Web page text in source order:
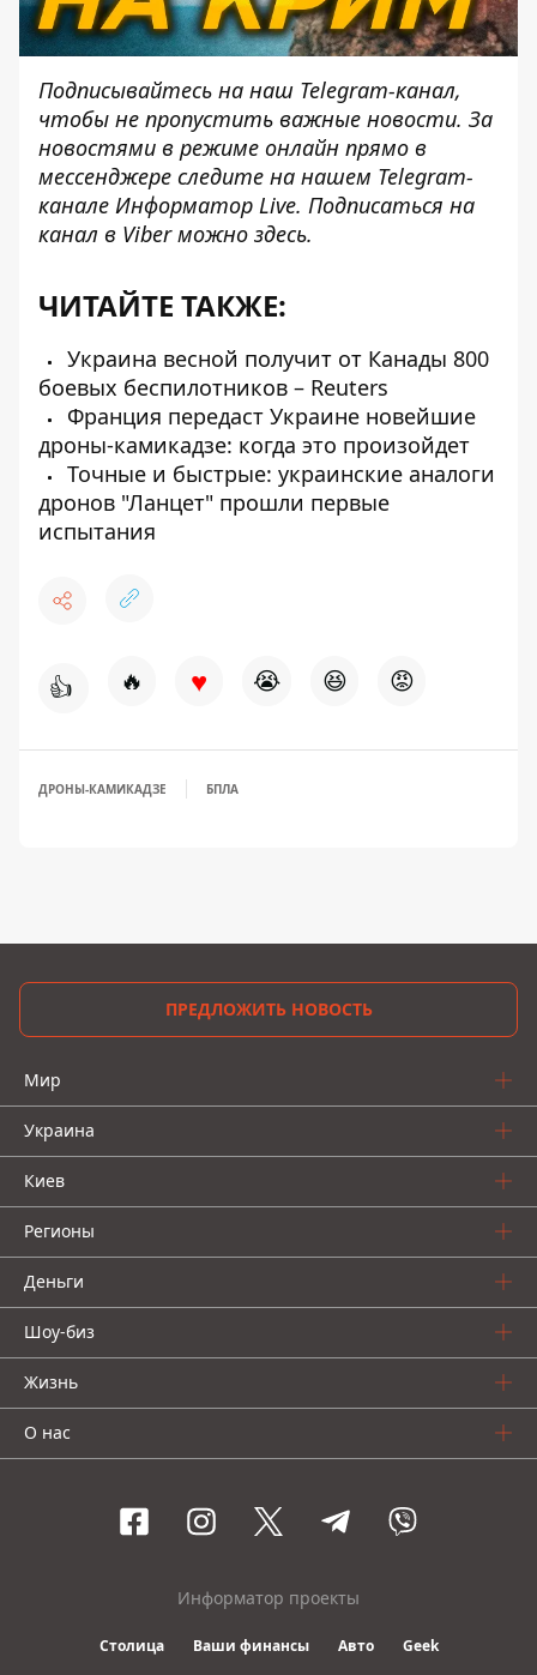
Подписывайтесь на наш Telegram-канал,
чтобы не пропустить важные новости. За
новостями в режиме онлайн прямо в
мессенджере следите на нашем Telegram-
канале Информатор Live. Подписаться на
канал в Viber можно здесь.
ЧИТАЙТЕ ТАКЖЕ:
Украина весной получит от Канады 800
боевых беспилотников – Reuters
Франция передаст Украине новейшие
дроны-камикадзе: когда это произойдет
Точные и быстрые: украинские аналоги
дронов "Ланцет" прошли первые
испытания
👍 🔥 ♥ 😭 😆 😡
ДРОНЫ-КАМИКАДЗЕ БПЛА
ПРЕДЛОЖИТЬ НОВОСТЬ
Мир
Украина
Киев
Регионы
Деньги
Шоу-биз
Жизнь
О нас
Информатор проекты
Столица Ваши финансы Авто Geek